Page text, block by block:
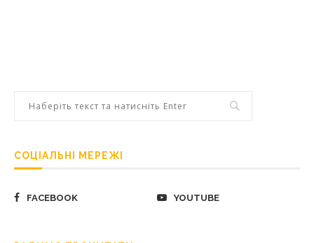
СОЦІАЛЬНІ МЕРЕЖІ
FACEBOOK YOUTUBE